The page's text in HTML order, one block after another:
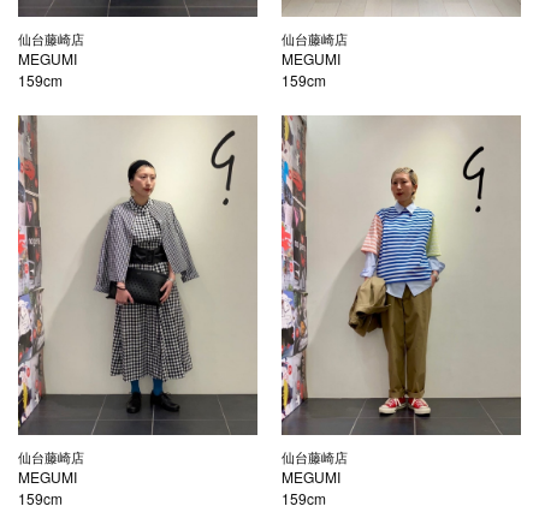
仙台藤崎店
MEGUMI
159cm
仙台藤崎店
MEGUMI
159cm
仙台藤崎店
MEGUMI
159cm
仙台藤崎店
MEGUMI
159cm